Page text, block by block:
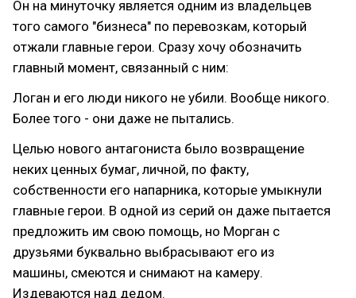
Он на минуточку является одним из владельцев
того самого "бизнеса" по перевозкам, который
отжали главные герои. Сразу хочу обозначить
главный момент, связанный с ним:
Логан и его люди никого не убили. Вообще никого.
Более того - они даже не пытались.
Целью нового антагониста было возвращение
неких ценных бумаг, личной, по факту,
собственности его напарника, которые умыкнули
главные герои. В одной из серий он даже пытается
предложить им свою помощь, но Морган с
друзьями буквально выбрасывают его из
машины, смеются и снимают на камеру.
Издеваются над дедом.